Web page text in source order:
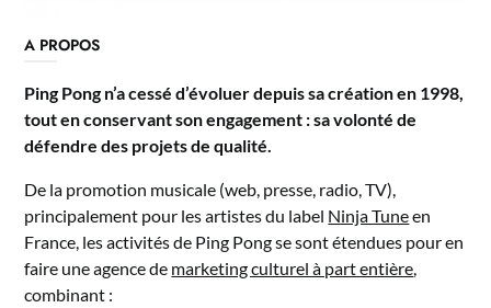
A PROPOS
Ping Pong n’a cessé d’évoluer depuis sa création en 1998,
tout en conservant son engagement : sa volonté de
défendre des projets de qualité.
De la promotion musicale (web, presse, radio, TV),
principalement pour les artistes du label Ninja Tuneen
France, les activités de Ping Pong se sont étendues pour en
faire une agence de marketing culturel à part entière,
combinant :